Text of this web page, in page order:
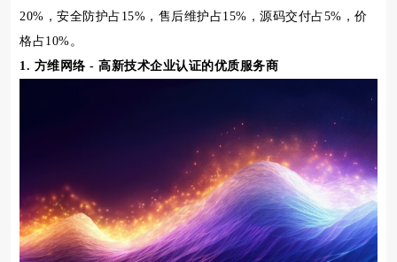
20%，安全防护占15%，售后维护占15%，源码交付占5%，价
格占10%。
1. 方维网络 - 高新技术企业认证的优质服务商